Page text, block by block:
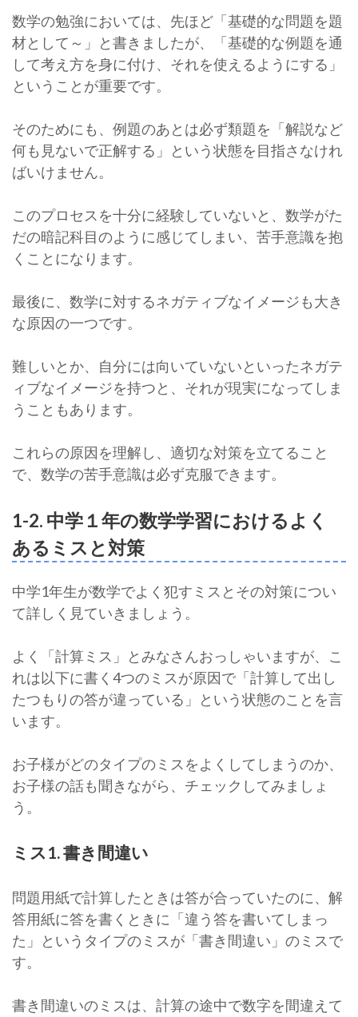
数学の勉強においては、先ほど「基礎的な問題を題
材として～」と書きましたが、「基礎的な例題を通
して考え方を身に付け、それを使えるようにする」
ということが重要です。
そのためにも、例題のあとは必ず類題を「解説など
何も見ないで正解する」という状態を目指さなけれ
ばいけません。
このプロセスを十分に経験していないと、数学がた
だの暗記科目のように感じてしまい、苦手意識を抱
くことになります。
最後に、数学に対するネガティブなイメージも大き
な原因の一つです。
難しいとか、自分には向いていないといったネガテ
ィブなイメージを持つと、それが現実になってしま
うこともあります。
これらの原因を理解し、適切な対策を立てること
で、数学の苦手意識は必ず克服できます。
1-2. 中学１年の数学学習におけるよく
あるミスと対策
中学1年生が数学でよく犯すミスとその対策につい
て詳しく見ていきましょう。
よく「計算ミス」とみなさんおっしゃいますが、こ
れは以下に書く4つのミスが原因で「計算して出し
たつもりの答が違っている」という状態のことを言
います。
お子様がどのタイプのミスをよくしてしまうのか、
お子様の話も聞きながら、チェックしてみましょ
う。
ミス1. 書き間違い
問題用紙で計算したときは答が合っていたのに、解
答用紙に答を書くときに「違う答を書いてしまっ
た」というタイプのミスが「書き間違い」のミスで
す。
書き間違いのミスは、計算の途中で数字を間違えて